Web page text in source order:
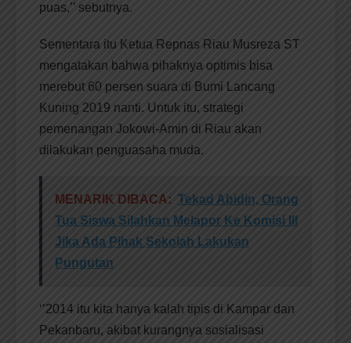
puas,’’ sebutnya.
Sementara itu Ketua Repnas Riau Musreza ST
mengatakan bahwa pihaknya optimis bisa
merebut 60 persen suara di Bumi Lancang
Kuning 2019 nanti. Untuk itu, strategi
pemenangan Jokowi-Amin di Riau akan
dilakukan penguasaha muda.
MENARIK DIBACA: Tekad Abidin, Orang
Tua Siswa Silahkan Melapor Ke Komisi III
Jika Ada Pihak Sekolah Lakukan
Pungutan
‘’2014 itu kita hanya kalah tipis di Kampar dan
Pekanbaru, akibat kurangnya sosialisasi